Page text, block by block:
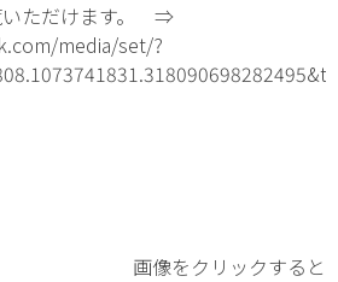
いただけます。 ⇒
media/set/?
画像をクリックすると